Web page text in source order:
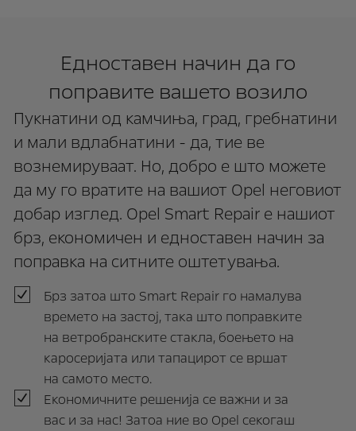
Едноставен начин да го
поправите вашето возило
Пукнатини од камчиња, град, гребнатини
и мали вдлабнатини - да, тие ве
вознемируваат. Но, добро е што можете
да му го вратите на вашиот Opel неговиот
добар изглед. Opel Smart Repair е нашиот
брз, економичен и едноставен начин за
поправка на ситните оштетувања.
Брз затоа што Smart Repair го намалува
времето на застој, така што поправките
на ветробранските стакла, боењето на
каросеријата или тапацирот се вршат
на самото место.
Економичните решенија се важни и за
вас и за нас! Затоа ние во Opel секогаш